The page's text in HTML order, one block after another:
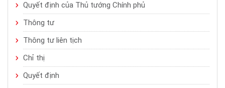
Quyết định của Thủ tướng Chính phủ
Thông tư
Thông tư liên tịch
Chỉ thị
Quyết định